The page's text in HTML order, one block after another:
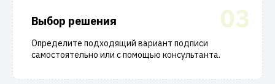
03
Выбор решения
Определите подходящий вариант подписи
самостоятельно или с помощью консультанта.